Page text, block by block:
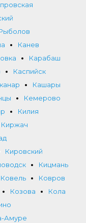
Канев
Карабаш
Каспийск
Кашары
Кемерово
Килия
Киржач
Кировский
Кицмань
Ковель
Ковров
Козова
Кола
Амуре